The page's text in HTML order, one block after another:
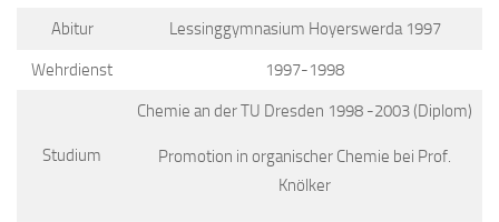
Abitur Lessinggymnasium Hoyerswerda 1997
Wehrdienst 1997-1998
Studium
Chemie an der TU Dresden 1998 -2003 (Diplom)
Promotion in organischer Chemie bei Prof.
Knölker